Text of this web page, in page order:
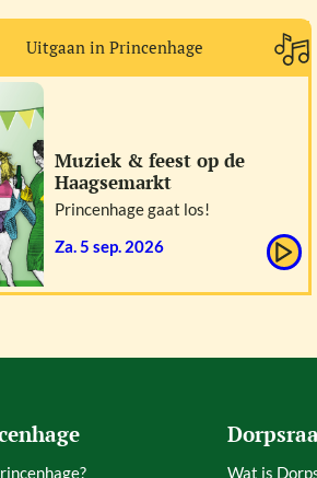
Uitgaan in Princenhage
Muziek & feest op de
Haagsemarkt
Princenhage gaat los!
za. 5 sep. 2026
Wat is